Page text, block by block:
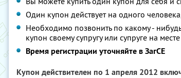
Один купон действует на одного
Необходимо позвонить по какому -
купон своему супругу или супруге на месте
Время регистрации уточняйте в ЗагСЕ
Купон действителен по 1 апреля 2012